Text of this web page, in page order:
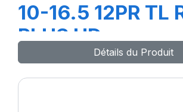
10-16.5 12PR TL
PLUS HD
Détails du Produit